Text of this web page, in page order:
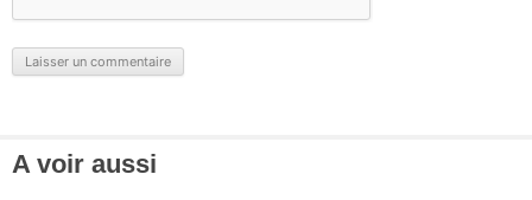
A voir aussi